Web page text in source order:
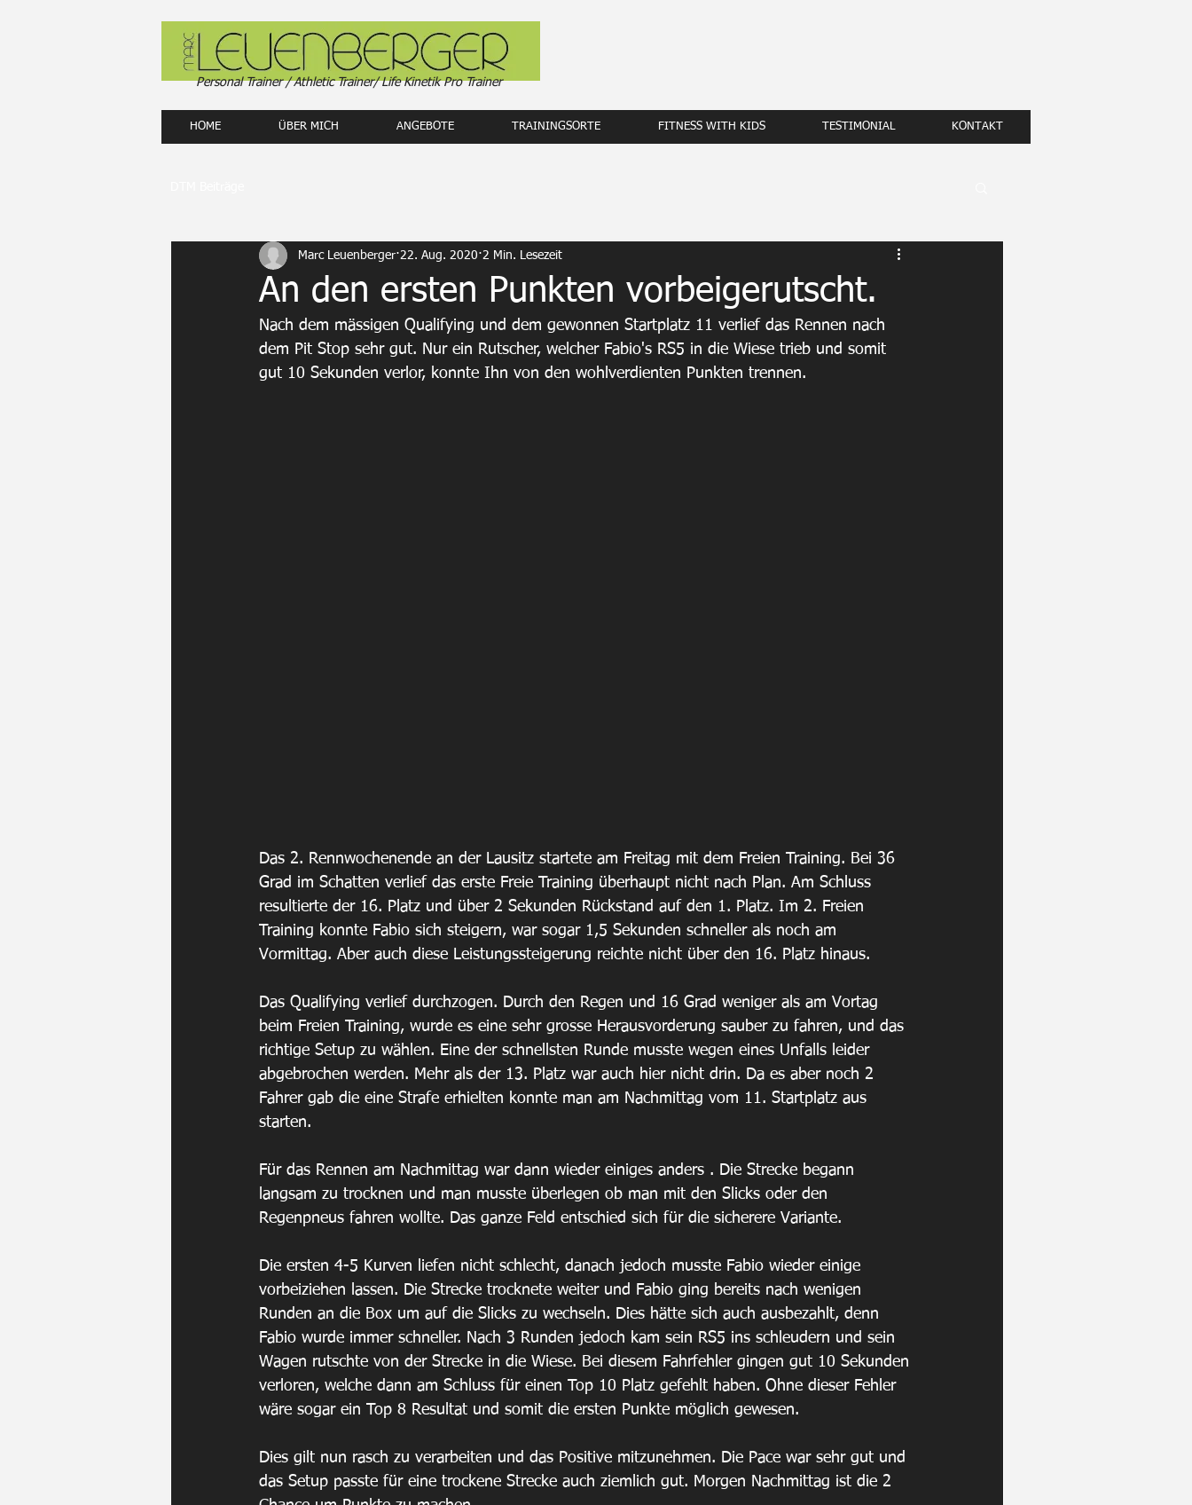
Personal Trainer / Athletic Trainer/ Life Kinetik Pro Trainer
HOME ÜBER MICH ANGEBOTE TRAININGSORTE FITNESS WITH KIDS TESTIMONIAL KONTAKT
An den ersten Punkten vorbeigerutscht.
Marc Leuenberger 22. Aug. 2020 2 Min. Lesezeit
Nach dem mässigen Qualifying und dem gewonnen Startplatz 11 verlief das Rennen nach
dem Pit Stop sehr gut. Nur ein Rutscher, welcher Fabio's RS5 in die Wiese trieb und somit
gut 10 Sekunden verlor, konnte Ihn von den wohlverdienten Punkten trennen.
Das 2. Rennwochenende an der Lausitz startete am Freitag mit dem Freien Training. Bei 36
Grad im Schatten verlief das erste Freie Training überhaupt nicht nach Plan. Am Schluss
resultierte der 16. Platz und über 2 Sekunden Rückstand auf den 1. Platz. Im 2. Freien
Training konnte Fabio sich steigern, war sogar 1,5 Sekunden schneller als noch am
Vormittag. Aber auch diese Leistungssteigerung reichte nicht über den 16. Platz hinaus.
Das Qualifying verlief durchzogen. Durch den Regen und 16 Grad weniger als am Vortag
beim Freien Training, wurde es eine sehr grosse Herausvorderung sauber zu fahren, und das
richtige Setup zu wählen. Eine der schnellsten Runde musste wegen eines Unfalls leider
abgebrochen werden. Mehr als der 13. Platz war auch hier nicht drin. Da es aber noch 2
Fahrer gab die eine Strafe erhielten konnte man am Nachmittag vom 11. Startplatz aus
starten.
Für das Rennen am Nachmittag war dann wieder einiges anders . Die Strecke begann
langsam zu trocknen und man musste überlegen ob man mit den Slicks oder den
Regenpneus fahren wollte. Das ganze Feld entschied sich für die sicherere Variante.
Die ersten 4-5 Kurven liefen nicht schlecht, danach jedoch musste Fabio wieder einige
vorbeiziehen lassen. Die Strecke trocknete weiter und Fabio ging bereits nach wenigen
Runden an die Box um auf die Slicks zu wechseln. Dies hätte sich auch ausbezahlt, denn
Fabio wurde immer schneller. Nach 3 Runden jedoch kam sein RS5 ins schleudern und sein
Wagen rutschte von der Strecke in die Wiese. Bei diesem Fahrfehler gingen gut 10 Sekunden
verloren, welche dann am Schluss für einen Top 10 Platz gefehlt haben. Ohne dieser Fehler
wäre sogar ein Top 8 Resultat und somit die ersten Punkte möglich gewesen.
Dies gilt nun rasch zu verarbeiten und das Positive mitzunehmen. Die Pace war sehr gut und
das Setup passte für eine trockene Strecke auch ziemlich gut. Morgen Nachmittag ist die 2